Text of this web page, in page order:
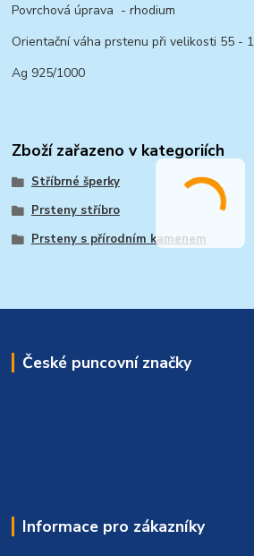
Povrchová úprava - rhodium
Orientační váha prstenu při velikosti 55 -
Ag 925/1000
Zboží zařazeno v kategoriích
Stříbrné šperky
Prsteny stříbro
Prsteny s přírodním kamenem
České puncovní značky
Informace pro zákazníky